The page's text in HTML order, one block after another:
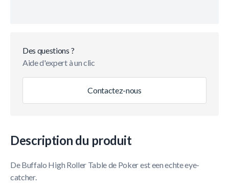
Des questions ?
Aide d'expert à un clic
Contactez-nous
Description du produit
De Buffalo High Roller Table de Poker est een echte eye-
catcher.